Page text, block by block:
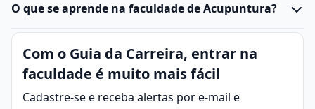
O curso de Acupuntura forma profissionais na arte
inserir agulhas em pontos específicos do corpo para
tratar doenças e promover o alívio de dores.
Durante a formação, o futuro profissional adquire as
tópicos de Anatomia, Fisiologia, Fundamentos da
O que se aprende na faculdade de Acupuntura?
Acupuntura é a prática terapêutica originária da
Medicina Tradicional Chinesa que utiliza agulhas para
tratar dores crônicas, problemas musculares, stress,
ansiedade, insônia e outras condições.
Com o Guia da Carreira, entrar na
faculdade é muito mais fácil
Cadastre-se e receba alertas por e-mail e